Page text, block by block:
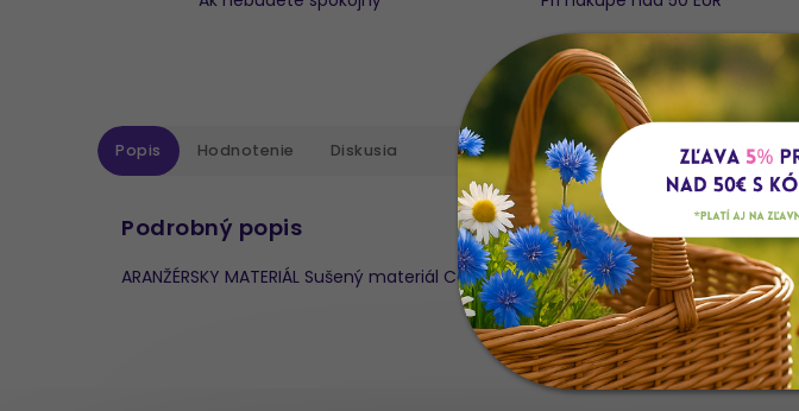
Popis Hodnotenie Diskusia
Podrobný popis
ARANŽÉRSKY MATERIÁL Sušený materiál Celoročné R092WPACZ BELLGUM WYB. 250G